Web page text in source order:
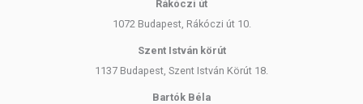
Rákóczi út
1072 Budapest, Rákóczi út 10.
Szent István körút
1137 Budapest, Szent István Körút 18.
Bartók Béla